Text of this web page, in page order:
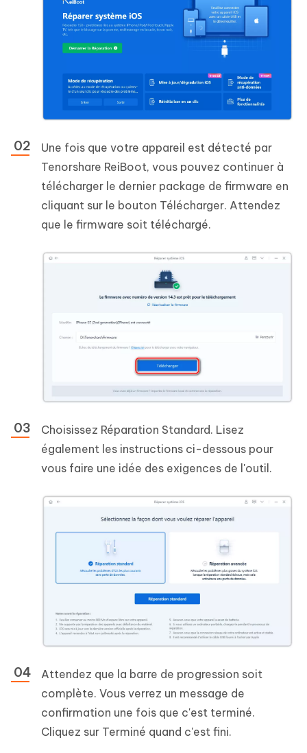
Une fois que votre appareil est détecté par
Tenorshare ReiBoot, vous pouvez continuer à
télécharger le dernier package de firmware en
cliquant sur le bouton Télécharger. Attendez
que le firmware soit téléchargé.
Choisissez Réparation Standard. Lisez
également les instructions ci-dessous pour
vous faire une idée des exigences de l'outil.
Attendez que la barre de progression soit
complète. Vous verrez un message de
confirmation une fois que c'est terminé.
Cliquez sur Terminé quand c'est fini.